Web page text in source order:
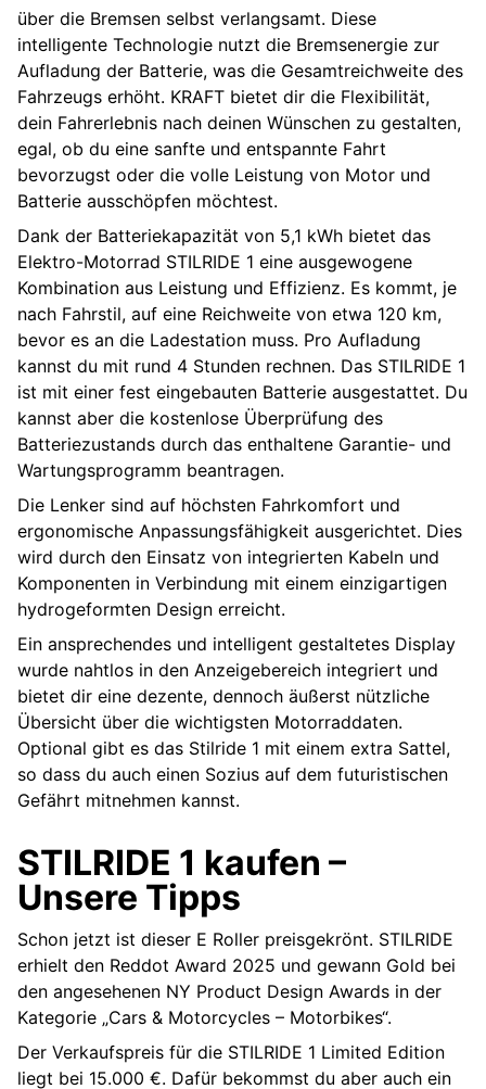
über die Bremsen selbst verlangsamt. Diese
intelligente Technologie nutzt die Bremsenergie zur
Aufladung der Batterie, was die Gesamtreichweite des
Fahrzeugs erhöht. KRAFT bietet dir die Flexibilität,
dein Fahrerlebnis nach deinen Wünschen zu gestalten,
egal, ob du eine sanfte und entspannte Fahrt
bevorzugst oder die volle Leistung von Motor und
Batterie ausschöpfen möchtest.
Dank der Batteriekapazität von 5,1 kWh bietet das
Elektro-Motorrad STILRIDE 1 eine ausgewogene
Kombination aus Leistung und Effizienz. Es kommt, je
nach Fahrstil, auf eine Reichweite von etwa 120 km,
bevor es an die Ladestation muss. Pro Aufladung
kannst du mit rund 4 Stunden rechnen. Das STILRIDE 1
ist mit einer fest eingebauten Batterie ausgestattet. Du
kannst aber die kostenlose Überprüfung des
Batteriezustands durch das enthaltene Garantie- und
Wartungsprogramm beantragen.
Die Lenker sind auf höchsten Fahrkomfort und
ergonomische Anpassungsfähigkeit ausgerichtet. Dies
wird durch den Einsatz von integrierten Kabeln und
Komponenten in Verbindung mit einem einzigartigen
hydrogeformten Design erreicht.
Ein ansprechendes und intelligent gestaltetes Display
wurde nahtlos in den Anzeigebereich integriert und
bietet dir eine dezente, dennoch äußerst nützliche
Übersicht über die wichtigsten Motorraddaten.
Optional gibt es das Stilride 1 mit einem extra Sattel,
so dass du auch einen Sozius auf dem futuristischen
Gefährt mitnehmen kannst.
STILRIDE 1 kaufen –
Unsere Tipps
Schon jetzt ist dieser E Roller preisgekrönt. STILRIDE
erhielt den Reddot Award 2025 und gewann Gold bei
den angesehenen NY Product Design Awards in der
Kategorie „Cars & Motorcycles – Motorbikes“.
Der Verkaufspreis für die STILRIDE 1 Limited Edition
liegt bei 15.000 €. Dafür bekommst du aber auch ein